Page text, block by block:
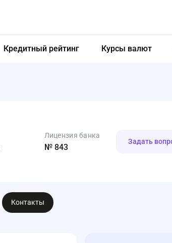
Кредитный рейтинг Курсы валют
Лицензия банка
№ 843
Задать
Контакты